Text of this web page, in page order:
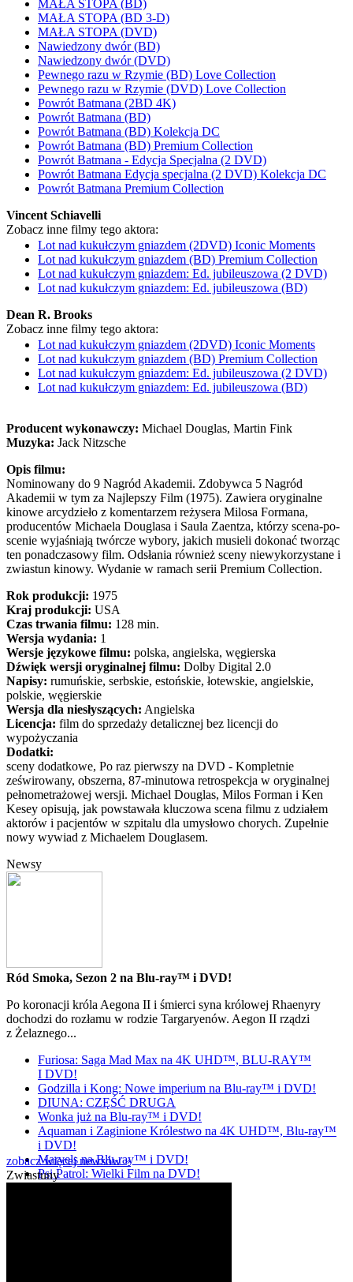
MAŁA STOPA (BD)
MAŁA STOPA (BD 3-D)
MAŁA STOPA (DVD)
Nawiedzony dwór (BD)
Nawiedzony dwór (DVD)
Pewnego razu w Rzymie (BD) Love Collection
Pewnego razu w Rzymie (DVD) Love Collection
Powrót Batmana (2BD 4K)
Powrót Batmana (BD)
Powrót Batmana (BD) Kolekcja DC
Powrót Batmana (BD) Premium Collection
Powrót Batmana - Edycja Specjalna (2 DVD)
Powrót Batmana Edycja specjalna (2 DVD) Kolekcja DC
Powrót Batmana Premium Collection
Vincent Schiavelli
Zobacz inne filmy tego aktora:
Lot nad kukułczym gniazdem (2DVD) Iconic Moments
Lot nad kukułczym gniazdem (BD) Premium Collection
Lot nad kukułczym gniazdem: Ed. jubileuszowa (2 DVD)
Lot nad kukułczym gniazdem: Ed. jubileuszowa (BD)
Dean R. Brooks
Zobacz inne filmy tego aktora:
Lot nad kukułczym gniazdem (2DVD) Iconic Moments
Lot nad kukułczym gniazdem (BD) Premium Collection
Lot nad kukułczym gniazdem: Ed. jubileuszowa (2 DVD)
Lot nad kukułczym gniazdem: Ed. jubileuszowa (BD)
Producent wykonawczy: Michael Douglas, Martin Fink
Muzyka: Jack Nitzsche
Opis filmu:
Nominowany do 9 Nagród Akademii. Zdobywca 5 Nagród
Akademii w tym za Najlepszy Film (1975). Zawiera oryginalne
kinowe arcydzieło z komentarzem reżysera Milosa Formana,
producentów Michaela Douglasa i Saula Zaentza, którzy scena-po-
scenie wyjaśniają twórcze wybory, jakich musieli dokonać tworząc
ten ponadczasowy film. Odsłania również sceny niewykorzystane i
zwiastun kinowy. Wydanie w ramach serii Premium Collection.
Rok produkcji: 1975
Kraj produkcji: USA
Czas trwania filmu: 128 min.
Wersja wydania: 1
Wersje językowe filmu: polska, angielska, węgierska
Dźwięk wersji oryginalnej filmu: Dolby Digital 2.0
Napisy: rumuńskie, serbskie, estońskie, łotewskie, angielskie,
polskie, węgierskie
Wersja dla niesłyszących: Angielska
Licencja: film do sprzedaży detalicznej bez licencji do
wypożyczania
Dodatki:
sceny dodatkowe, Po raz pierwszy na DVD - Kompletnie
ześwirowany, obszerna, 87-minutowa retrospekcja w oryginalnej
pełnometrażowej wersji. Michael Douglas, Milos Forman i Ken
Kesey opisują, jak powstawała kluczowa scena filmu z udziałem
aktorów i pacjentów w szpitalu dla umysłowo chorych. Zupełnie
nowy wywiad z Michaelem Douglasem.
Newsy
Ród Smoka, Sezon 2 na Blu-ray™ i DVD!
Po koronacji króla Aegona II i śmierci syna królowej Rhaenyry
dochodzi do rozłamu w rodzie Targaryenów. Aegon II rządzi
z Żelaznego...
Furiosa: Saga Mad Max na 4K UHD™, BLU-RAY™
I DVD!
Godzilla i Kong: Nowe imperium na Blu-ray™ i DVD!
DIUNA: CZĘŚĆ DRUGA
Wonka już na Blu-ray™ i DVD!
Aquaman i Zaginione Królestwo na 4K UHD™, Blu-ray™
i DVD!
Marvels na Blu-ray™ i DVD!
Psi Patrol: Wielki Film na DVD!
zobacz więcej newsów »
Zwiastuny